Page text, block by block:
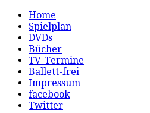
Home
Spielplan
DVDs
Bücher
TV-Termine
Ballett-frei
Impressum
facebook
Twitter